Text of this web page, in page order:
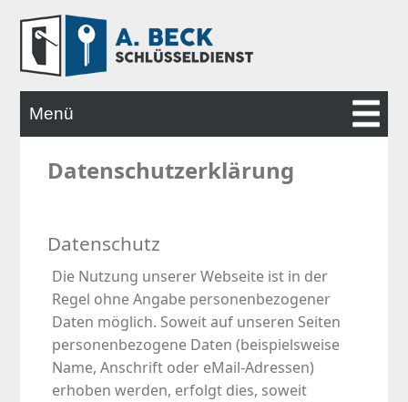
Menü
STARTSEITE
ALARMANLAGEN
KONTAKT
Datenschutzerklärung
Datenschutz
Die Nutzung unserer Webseite ist in der
Regel ohne Angabe personenbezogener
Daten möglich. Soweit auf unseren Seiten
personenbezogene Daten (beispielsweise
Name, Anschrift oder eMail-Adressen)
erhoben werden, erfolgt dies, soweit